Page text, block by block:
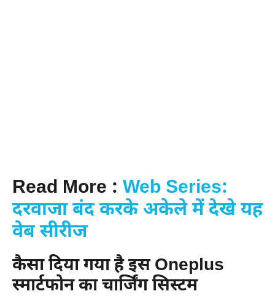
Read More : Web Series:
दरवाजा बंद करके अकेले में देखे यह
वेब सीरीज
कैसा दिया गया है इस Oneplus
स्मार्टफोन का चार्जिंग सिस्टम